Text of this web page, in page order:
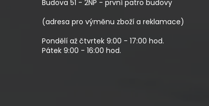
Budova 51 - 2NP - první patro budovy
(adresa pro výměnu zboží a reklamace)
Pondělí až čtvrtek 9:00 - 17:00 hod.
Pátek 9:00 - 16:00 hod.